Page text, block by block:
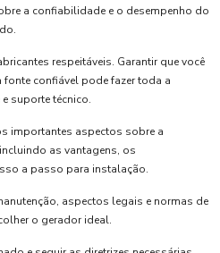
a confiabilidade e o desempenho do
respeitáveis. Garantir que você
confiável pode fazer toda a
suporte técnico.
importantes aspectos sobre a
as vantagens, os
a passo para instalação.
aspectos legais e normas de
o gerador ideal.